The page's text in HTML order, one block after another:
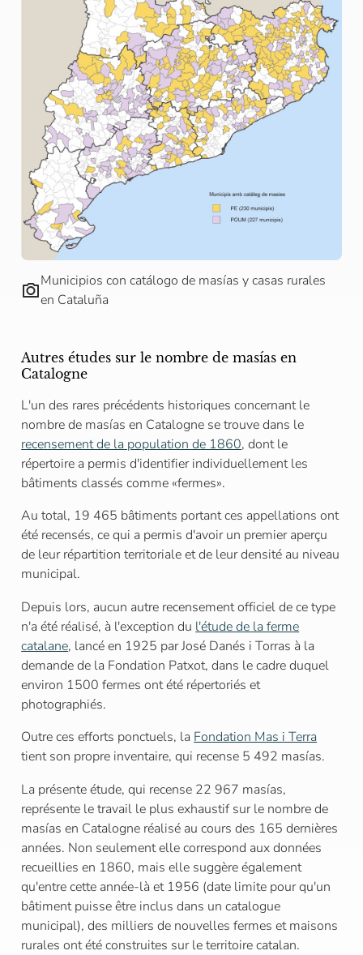
Municipios con catálogo de masías y casas rurales
en Cataluña
Autres études sur le nombre de masías en
Catalogne
L'un des rares précédents historiques concernant le
nombre de masías en Catalogne se trouve dans le
recensement de la population de 1860, dont le
répertoire a permis d'identifier individuellement les
bâtiments classés comme «fermes».
Au total, 19 465 bâtiments portant ces appellations ont
été recensés, ce qui a permis d'avoir un premier aperçu
de leur répartition territoriale et de leur densité au niveau
municipal.
Depuis lors, aucun autre recensement officiel de ce type
n'a été réalisé, à l'exception du l'étude de la ferme
catalane, lancé en 1925 par José Danés i Torras à la
demande de la Fondation Patxot, dans le cadre duquel
environ 1500 fermes ont été répertoriés et
photographiés.
Outre ces efforts ponctuels, la Fondation Mas i Terra
tient son propre inventaire, qui recense 5 492 masías.
La présente étude, qui recense 22 967 masías,
représente le travail le plus exhaustif sur le nombre de
masías en Catalogne réalisé au cours des 165 dernières
années. Non seulement elle correspond aux données
recueillies en 1860, mais elle suggère également
qu'entre cette année-là et 1956 (date limite pour qu'un
bâtiment puisse être inclus dans un catalogue
municipal), des milliers de nouvelles fermes et maisons
rurales ont été construites sur le territoire catalan.